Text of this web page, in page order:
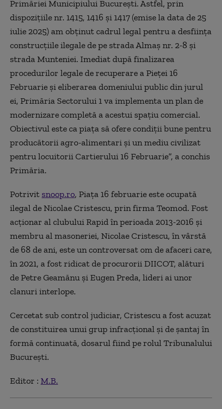
Primăriei Municipiului Bucureşti. Astfel, prin
dispoziţiile nr. 1415, 1416 şi 1417 (emise la data de 25
iulie 2025) am obţinut cadrul legal pentru a desfiinţa
construcţiile ilegale de pe strada Almaş nr. 2-8 şi
strada Munteniei. Imediat după finalizarea
procedurilor legale de recuperare a Pieţei 16
Februarie şi eliberarea domeniului public din jurul
ei, Primăria Sectorului 1 va implementa un plan de
modernizare completă a acestui spaţiu comercial.
Obiectivul este ca piaţa să ofere condiţii bune pentru
producătorii agro-alimentari şi un mediu civilizat
pentru locuitorii Cartierului 16 Februarie”, a conchis
Primăria.
Potrivit snoop.ro, Piaţa 16 februarie este ocupată
ilegal de Nicolae Cristescu, prin firma Teomod. Fost
acţionar al clubului Rapid în perioada 2013-2016 şi
membru al masoneriei, Nicolae Cristescu, în vârstă
de 68 de ani, este un controversat om de afaceri care,
în 2021, a fost ridicat de procurorii DIICOT, alături
de Petre Geamănu şi Eugen Preda, lideri ai unor
clanuri interlope.
Cercetat sub control judiciar, Cristescu a fost acuzat
de constituirea unui grup infracţional şi de şantaj în
formă continuată, dosarul fiind pe rolul Tribunalului
Bucureşti.
Editor : M.B.